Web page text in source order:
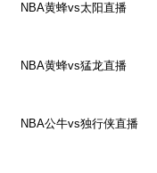
NBA黄蜂vs太阳直播
NBA黄蜂vs猛龙直播
NBA公牛vs独行侠直播